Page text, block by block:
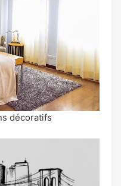
décoratifs